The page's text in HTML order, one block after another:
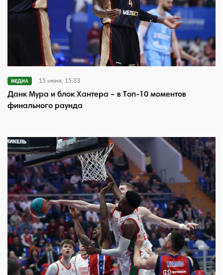
МЕДИА 15 июня, 15:33
Данк Мура и блок Хантера – в Топ-10 моментов
финального раунда